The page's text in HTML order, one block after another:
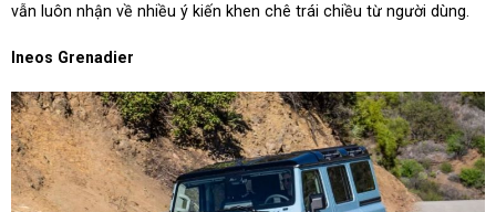
vẫn luôn nhận về nhiều ý kiến khen chê trái chiều từ người dùng.
Ineos Grenadier